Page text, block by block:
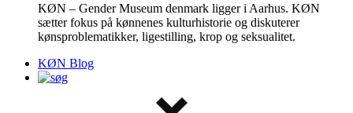
KØN – Gender Museum denmark ligger i Aarhus. KØN
sætter fokus på kønnenes kulturhistorie og diskuterer
kønsproblematikker, ligestilling, krop og seksualitet.
KØN Blog